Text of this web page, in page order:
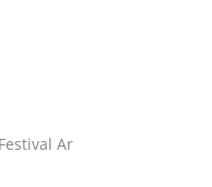
Ar